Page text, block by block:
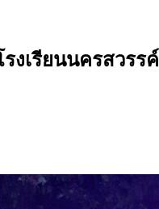
งเรียนนครสวรรค์